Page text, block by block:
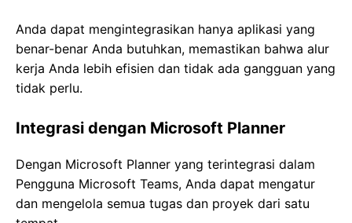
Anda dapat mengintegrasikan hanya aplikasi yang
benar-benar Anda butuhkan, memastikan bahwa alur
kerja Anda lebih efisien dan tidak ada gangguan yang
tidak perlu.
Integrasi dengan Microsoft Planner
Dengan Microsoft Planner yang terintegrasi dalam
Pengguna Microsoft Teams, Anda dapat mengatur
dan mengelola semua tugas dan proyek dari satu